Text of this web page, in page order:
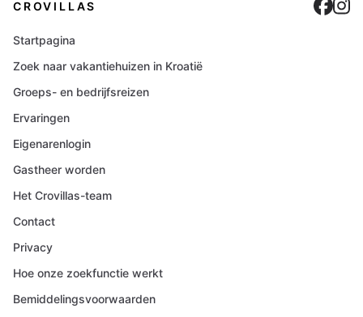
CROVILLAS
Startpagina
Zoek naar vakantiehuizen in Kroatië
Groeps- en bedrijfsreizen
Ervaringen
Eigenarenlogin
Gastheer worden
Het Crovillas-team
Contact
Privacy
Hoe onze zoekfunctie werkt
Bemiddelingsvoorwaarden